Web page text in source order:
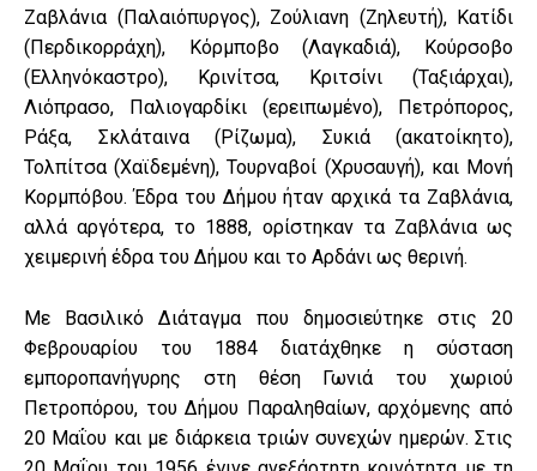
Ζαβλάνια (Παλαιόπυργος), Ζούλιανη (Ζηλευτή), Κατίδι
(Περδικορράχη), Κόρμποβο (Λαγκαδιά), Κούρσοβο
(Ελληνόκαστρο), Κρινίτσα, Κριτσίνι (Ταξιάρχαι),
Λιόπρασο, Παλιογαρδίκι (ερειπωμένο), Πετρόπορος,
Ράξα, Σκλάταινα (Ρίζωμα), Συκιά (ακατοίκητο),
Τολπίτσα (Χαϊδεμένη), Τουρναβοί (Χρυσαυγή), και Μονή
Κορμπόβου. Έδρα του Δήμου ήταν αρχικά τα Ζαβλάνια,
αλλά αργότερα, το 1888, ορίστηκαν τα Ζαβλάνια ως
χειμερινή έδρα του Δήμου και το Αρδάνι ως θερινή.
Με Βασιλικό Διάταγμα που δημοσιεύτηκε στις 20
Φεβρουαρίου του 1884 διατάχθηκε η σύσταση
εμποροπανήγυρης στη θέση Γωνιά του χωριού
Πετροπόρου, του Δήμου Παραληθαίων, αρχόμενης από
20 Μαΐου και με διάρκεια τριών συνεχών ημερών. Στις